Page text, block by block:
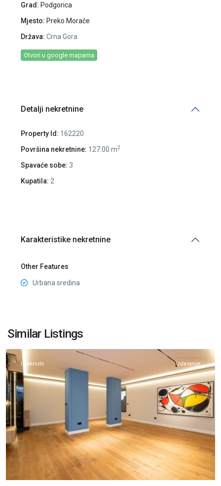
Grad: Podgorica
Mjesto: Preko Morače
Država: Crna Gora
Otvori u google mapama
Detalji nekretnine
Property Id: 162220
Površina nekretnine: 127.00 m2
Spavaće sobe: 3
Kupatila: 2
Karakteristike nekretnine
Other Features
Urbana sredina
Similar Listings
Morače
Podgorica
Istaknuto Izdavanje